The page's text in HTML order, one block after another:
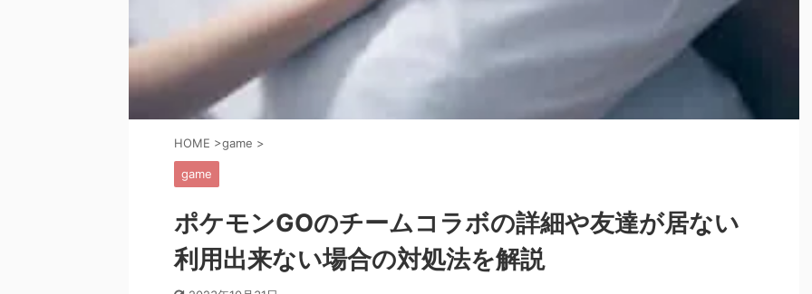
HOME >game >
game
ポケモンGOのチームコラボの詳細や友達が居ない
利用出来ない場合の対処法を解説